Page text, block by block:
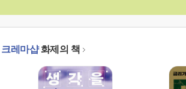
크레마샵화제의 책